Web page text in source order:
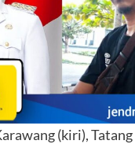
(kiri), Tatang